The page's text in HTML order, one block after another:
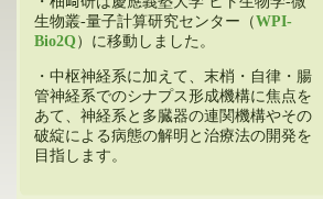
生物叢-量子計算研究センター（WPI-
Bio2Q）に移動しました。
・中枢神経系に加えて、末梢・自律・腸
管神経系でのシナプス形成機構に焦点を
あて、神経系と多臓器の連関機構やその
破綻による病態の解明と治療法の開発を
目指します。